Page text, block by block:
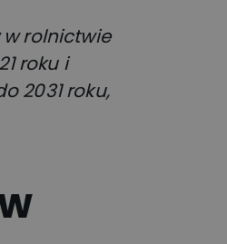
rolnictwie
roku i
2031 roku,